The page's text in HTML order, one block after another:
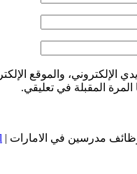
الإلكتروني، والموقع
المرة المقبلة في تعليقي.